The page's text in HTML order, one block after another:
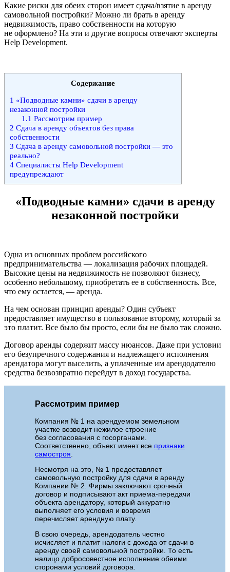
Какие риски для обеих сторон имеет сдача/взятие в аренду
самовольной постройки? Можно ли брать в аренду
недвижимость, право собственности на которую
не оформлено? На эти и другие вопросы отвечают эксперты
Help Development.
Содержание
1 «Подводные камни» сдачи в аренду
незаконной постройки
1.1 Рассмотрим пример
2 Сдача в аренду объектов без права
собственности
3 Сдача в аренду самовольной постройки — это
реально?
4 Специалисты Help Development
предупреждают
«Подводные камни» сдачи в аренду
незаконной постройки
Одна из основных проблем российского
предпринимательства — локализация рабочих площадей.
Высокие цены на недвижимость не позволяют бизнесу,
особенно небольшому, приобретать ее в собственность. Все,
что ему остается, — аренда.
На чем основан принцип аренды? Один субъект
предоставляет имущество в пользование второму, который за
это платит. Все было бы просто, если бы не было так сложно.
Договор аренды содержит массу нюансов. Даже при условии
его безупречного содержания и надлежащего исполнения
арендатора могут выселить, а уплаченные им арендодателю
средства безвозвратно перейдут в доход государства.
Рассмотрим пример
Компания № 1 на арендуемом земельном
участке возводит нежилое строение
без согласования с госорганами.
Соответственно, объект имеет все признаки
самостроя.
Несмотря на это, № 1 предоставляет
самовольную постройку для сдачи в аренду
Компании № 2. Фирмы заключают срочный
договор и подписывают акт приема-передачи
объекта арендатору, который аккуратно
выполняет его условия и вовремя
перечисляет арендную плату.
В свою очередь, арендодатель честно
исчисляет и платит налоги с дохода от сдачи в
аренду своей самовольной постройки. То есть
налицо добросовестное исполнение обеими
сторонами условий договора.